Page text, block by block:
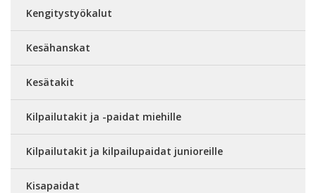
Kengitystyökalut
Kesähanskat
Kesätakit
Kilpailutakit ja -paidat miehille
Kilpailutakit ja kilpailupaidat junioreille
Kisapaidat